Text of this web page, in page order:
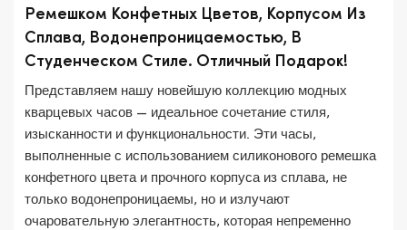
Ремешком Конфетных Цветов, Корпусом Из
Сплава, Водонепроницаемостью, В
Студенческом Стиле. Отличный Подарок!
Представляем нашу новейшую коллекцию модных
кварцевых часов — идеальное сочетание стиля,
изысканности и функциональности. Эти часы,
выполненные с использованием силиконового ремешка
конфетного цвета и прочного корпуса из сплава, не
только водонепроницаемы, но и излучают
очаровательную элегантность, которая непременно